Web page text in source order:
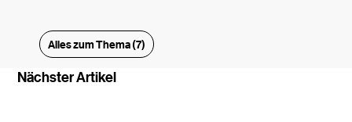
Alles zum Thema (7)
Nächster Artikel